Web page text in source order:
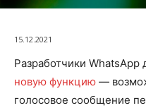
15.12.2021
Разработчики
новую функцию —
голосовое сообщение